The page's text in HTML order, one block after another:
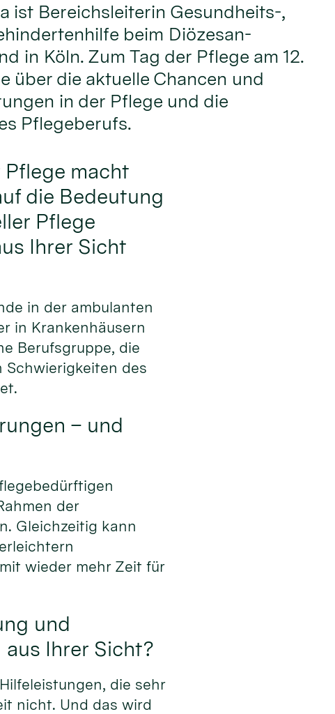
ist Bereichsleiterin Gesundheits-,
beim Diözesan-
in Köln. Zum Tag der Pflege am 12.
über die aktuelle Chancen und
in der Pflege und die
Pflegeberufs.
Pflege macht
die Bedeutung
Pflege
Ihrer Sicht
in der ambulanten
in Krankenhäusern
Berufsgruppe, die
Schwierigkeiten des
– und
der
Gleichzeitig kann
wieder mehr Zeit für
und
Ihrer Sicht?
die sehr
nicht. Und das wird